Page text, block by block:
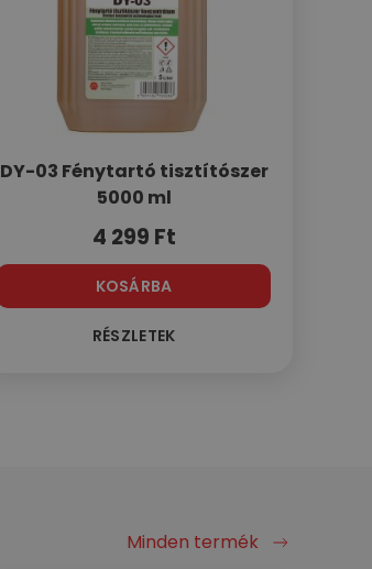
DY-03 Fénytartó tisztítószer
5000 ml
4 299 Ft
KOSÁRBA
RÉSZLETEK
Minden termék